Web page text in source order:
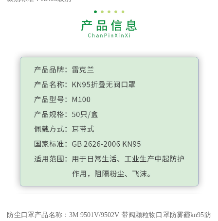
防尘口罩产品名称：3M 9501V/9502V 带阀颗粒物口罩防雾霾kn95防